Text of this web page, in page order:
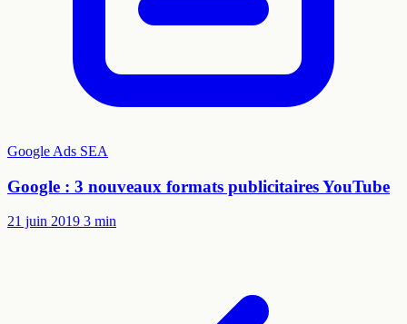
Google Ads SEA
Google : 3 nouveaux formats publicitaires YouTube
21 juin 2019 3 min